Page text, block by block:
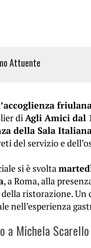
Attuente
diAgli Amici dal
della Sala
del servizio e
si è svolta
, a Roma, alla
della ristorazione.
nell’esperienza
a Michela Scarello